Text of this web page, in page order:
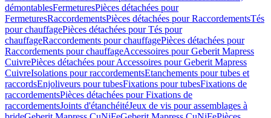
démontablesFermeturesPièces détachées pour
FermeturesRaccordementsPièces détachées pour RaccordementsTés
pour chauffagePièces détachées pour Tés pour
chauffageRaccordements pour chauffagePièces détachées pour
Raccordements pour chauffageAccessoires pour Geberit Mapress
CuivrePièces détachées pour Accessoires pour Geberit Mapress
CuivreIsolations pour raccordementsEtanchements pour tubes et
raccordsEnjoliveurs pour tubesFixations pour tubesFixations de
raccordementsPièces détachées pour Fixations de
raccordementsJoints d'étanchéitéJeux de vis pour assemblages à